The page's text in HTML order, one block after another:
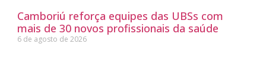
Camboriú reforça equipes das UBSs com
mais de 30 novos profissionais da saúde
6 de agosto de 2026